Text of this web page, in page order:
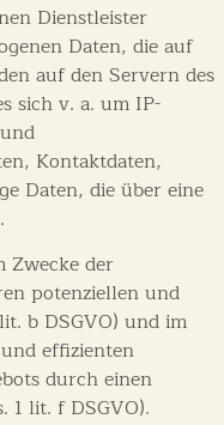
Dienstleister
Daten, die auf
auf den Servern des
sich v. a. um IP-
Kontaktdaten,
Daten, die über eine
Zwecke der
potenziellen und
b DSGVO) und im
effizienten
durch einen
1 lit. f DSGVO).